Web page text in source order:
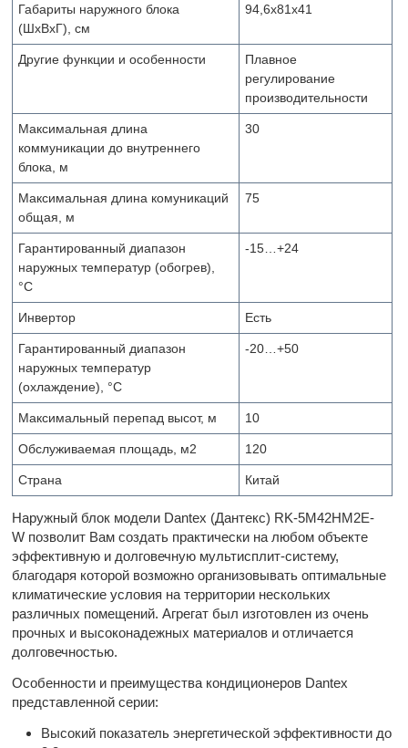
Габариты наружного блока
(ШxВxГ), см
94,6х81х41
Другие функции и особенности
Плавное
регулирование
производительности
Максимальная длина
коммуникации до внутреннего
блока, м
30
Максимальная длина комуникаций
общая, м
75
Гарантированный диапазон
наружных температур (обогрев),
°С
-15…+24
Инвертор Есть
Гарантированный диапазон
наружных температур
(охлаждение), °С
-20…+50
Максимальный перепад высот, м 10
Обслуживаемая площадь, м2 120
Страна Китай
Наружный блок модели Dantex (Дантекс) RK-5M42HM2E-
W позволит Вам создать практически на любом объекте
эффективную и долговечную мультисплит-систему,
благодаря которой возможно организовывать оптимальные
климатические условия на территории нескольких
различных помещений. Агрегат был изготовлен из очень
прочных и высоконадежных материалов и отличается
долговечностью.
Особенности и преимущества кондиционеров Dantex
представленной серии:
Высокий показатель энергетической эффективности до